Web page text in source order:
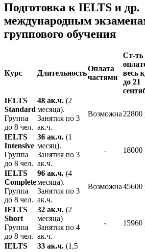
Подготовка к IELTS и др.
международным
группового обучения
Курс Длительность
Оплата
частями
Ст-ть
весь
до 21
IELTS
Standard
Группа
до 8 чел.
48 ак.ч. (2
месяца).
Занятия по 3
ак.ч.
Возможна 22800
IELTS
Intensive
Группа
до 8 чел.
36 ак.ч. (1
месяц).
Занятия по 3
ак.ч.
- 18000
IELTS
Complete
Группа
до 8 чел.
96 ак.ч. (4
месяца).
Занятия по 3
ак.ч.
Возможна45600
IELTS
Short
Группа
до 8 чел.
32 ак.ч. (2
месяца)
Занятия по 4
ак.ч.
- 15960
IELTS
33 ак.ч. (1,5